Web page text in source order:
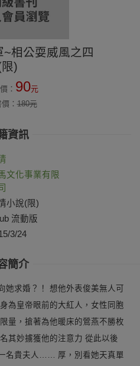
相公耍威風之四
)
： 90元
價：180元
資訊
文化事業有限
小說(限)
流動版
3/24
簡介
她求婚？！ 想他外表俊美無人可
為皇帝眼前的大紅人，女性同胞
量，搶著為他暖床的鶯燕不勝枚
其妙擄獲他的注意力 從此以後
名貴夫人…… 厚，別看她天真單